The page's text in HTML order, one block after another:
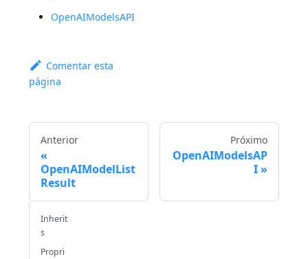
OpenAIModelsAPI
Comentar esta
página
Anterior
OpenAIModelList
Result
Próximo
OpenAIModelsAP
I
Inherit
s
Propri